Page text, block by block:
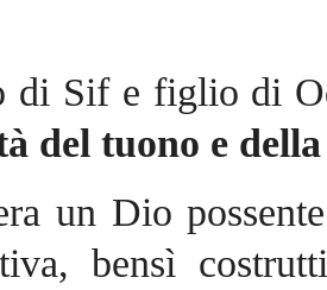
di Sif e figlio di
del tuono e
un Dio
bensì